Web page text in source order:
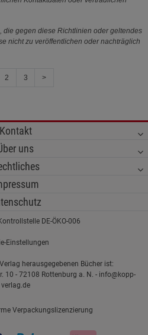
die gegen diese Richtlinien oder geltendes
nicht zu veröffentlichen oder nachträglich
2 3 >
Kontakt
uns
DE-ÖKO-006
Einstellungen
herausgegebenen Bücher ist:
10 - 72108 Rottenburg a. N. - info@kopp-
verlag.de
Verpackungslizenzierung